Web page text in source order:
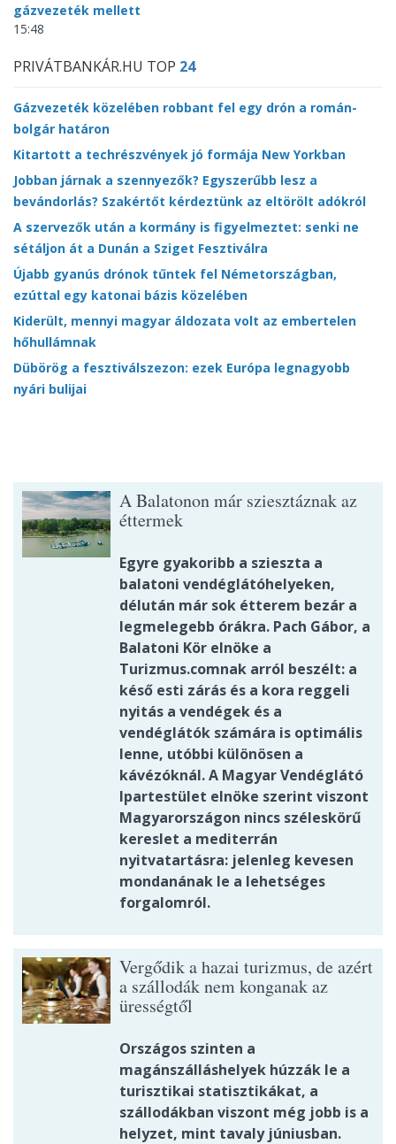
gázvezeték mellett
15:48
PRIVÁTBANKÁR.HU TOP 24
Gázvezeték közelében robbant fel egy drón a román-
bolgár határon
Kitartott a techrészvények jó formája New Yorkban
Jobban járnak a szennyezők? Egyszerűbb lesz a
bevándorlás? Szakértőt kérdeztünk az eltörölt adókról
A szervezők után a kormány is figyelmeztet: senki ne
sétáljon át a Dunán a Sziget Fesztiválra
Újabb gyanús drónok tűntek fel Németországban,
ezúttal egy katonai bázis közelében
Kiderült, mennyi magyar áldozata volt az embertelen
hőhullámnak
Dübörög a fesztiválszezon: ezek Európa legnagyobb
nyári bulijai
A Balatonon már sziesztáznak az
éttermek
Egyre gyakoribb a szieszta a
balatoni vendéglátóhelyeken,
délután már sok étterem bezár a
legmelegebb órákra. Pach Gábor, a
Balatoni Kör elnöke a
Turizmus.comnak arról beszélt: a
késő esti zárás és a kora reggeli
nyitás a vendégek és a
vendéglátók számára is optimális
lenne, utóbbi különösen a
kávézóknál. A Magyar Vendéglátó
Ipartestület elnöke szerint viszont
Magyarországon nincs széleskörű
kereslet a mediterrán
nyitvatartásra: jelenleg kevesen
mondanának le a lehetséges
forgalomról.
Vergődik a hazai turizmus, de azért
a szállodák nem konganak az
ürességtől
Országos szinten a
magánszálláshelyek húzzák le a
turisztikai statisztikákat, a
szállodákban viszont még jobb is a
helyzet, mint tavaly júniusban.